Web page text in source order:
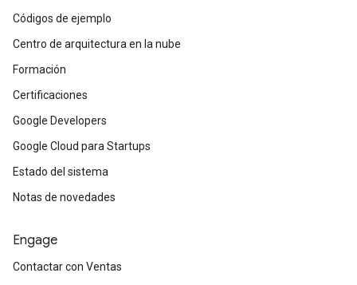
Códigos de ejemplo
Centro de arquitectura en la nube
Formación
Certificaciones
Google Developers
Google Cloud para Startups
Estado del sistema
Notas de novedades
Engage
Contactar con Ventas